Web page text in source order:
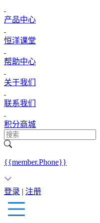
产品中心
恒洋课堂
帮助中心
关于我们
联系我们
积分商城
{{member.Phone}}
登录 | 注册